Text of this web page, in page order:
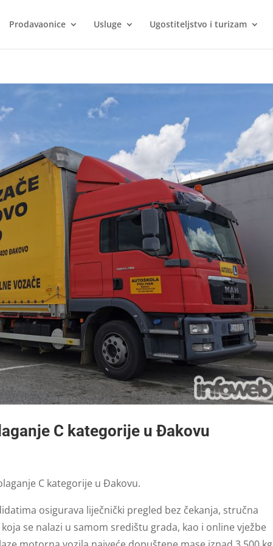
Prodavaonice Usluge Ugostiteljstvo i turizam
C kategorije u Đakovu
C kategorije u Đakovu.
osigurava liječnički pregled bez čekanja, stručna
se nalazi u samom središtu grada, kao i online vježbe